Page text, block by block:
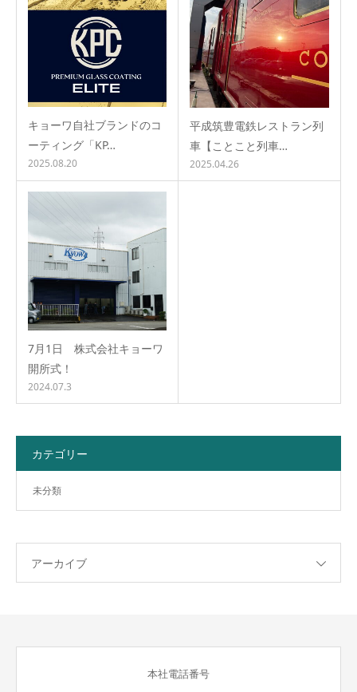
キョーワ自社ブランドのコ
ーティング「KP…
2025.08.20
平成筑豊電鉄レストラン列
車【ことこと列車…
2025.04.26
7月1日 株式会社キョーワ
開所式！
2024.07.3
カテゴリー
未分類
アーカイブ
本社電話番号